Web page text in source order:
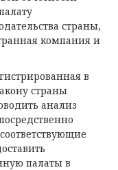
страны,
компания и
в
страны
анализ
палаты в